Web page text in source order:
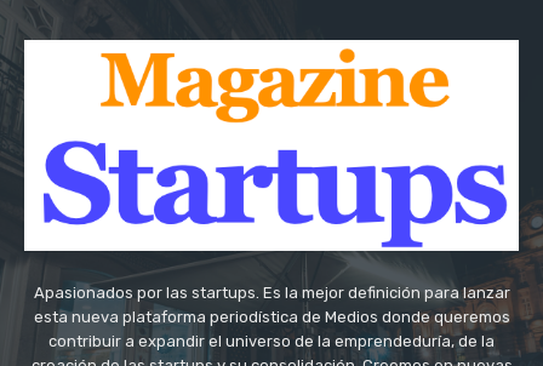
Apasionados por las startups. Es la mejor definición para lanzar
esta nueva plataforma periodística de Medios donde queremos
contribuir a expandir el universo de la emprendeduría, de la